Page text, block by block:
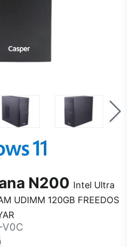
N200 Intel Ultra
UDIMM 120GB FREEDOS